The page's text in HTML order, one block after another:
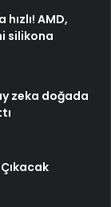
AMD,
silikona
zeka doğada